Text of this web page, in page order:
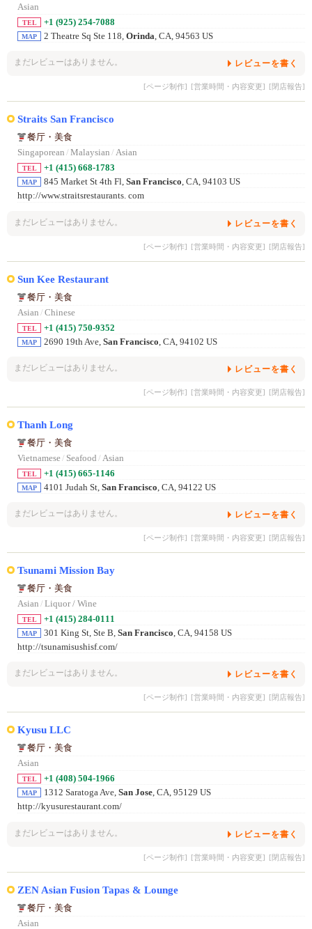
Asian
TEL +1 (925) 254-7088
MAP 2 Theatre Sq Ste 118, Orinda, CA, 94563 US
まだレビューはありません。 レビューを書く
[ページ制作] [営業時間・内容変更] [閉店報告]
Straits San Francisco
餐厅・美食
Singaporean / Malaysian / Asian
TEL +1 (415) 668-1783
MAP 845 Market St 4th Fl, San Francisco, CA, 94103 US
http://www.straitsrestaurants. com
まだレビューはありません。 レビューを書く
[ページ制作] [営業時間・内容変更] [閉店報告]
Sun Kee Restaurant
餐厅・美食
Asian / Chinese
TEL +1 (415) 750-9352
MAP 2690 19th Ave, San Francisco , CA, 94102 US
まだレビューはありません。 レビューを書く
[ページ制作] [営業時間・内容変更] [閉店報告]
Thanh Long
餐厅・美食
Vietnamese/ Seafood / Asian
TEL +1 (415) 665-1146
MAP 4101 Judah St, San Francisco , CA, 94122 US
まだレビューはありません。 レビューを書く
[ページ制作] [営業時間・内容変更] [閉店報告]
Tsunami Mission Bay
餐厅・美食
Asian / Liquor / Wine
TEL +1 (415) 284-0111
MAP 301 King St, Ste B, San Francisco , CA, 94158 US
http://tsunamisushisf.com/
まだレビューはありません。 レビューを書く
[ページ制作] [営業時間・内容変更] [閉店報告]
Kyusu LLC
餐厅・美食
Asian
TEL +1 (408) 504-1966
MAP 1312 Saratoga Ave, San Jose, CA, 95129 US
http://kyusurestaurant.com/
まだレビューはありません。 レビューを書く
[ページ制作] [営業時間・内容変更] [閉店報告]
ZEN Asian Fusion Tapas & Lounge
餐厅・美食
Asian